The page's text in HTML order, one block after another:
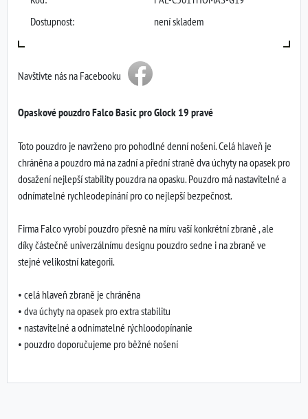
Dostupnost:
není skladem
Navštivte nás na Facebooku
Opaskové pouzdro Falco Basic pro Glock 19 pravé
Toto pouzdro je navrženo pro pohodlné denní nošení. Celá hlaveň je
chráněna a pouzdro má na zadní a přední straně dva úchyty na opasek pro
dosažení nejlepší stability pouzdra na opasku. Pouzdro má nastavitelné a
odnímatelné rychleodepínání pro co nejlepší bezpečnost.
Firma Falco vyrobí pouzdro přesně na míru vaší konkrétní zbraně , ale
díky částečně univerzálnímu designu pouzdro sedne i na zbraně ve
stejné velikostní kategorii.
• celá hlaveň zbraně je chráněna
• dva úchyty na opasek pro extra stabilitu
• nastavitelné a odnímatelné rýchloodopínanie
• pouzdro doporučujeme pro běžné nošení